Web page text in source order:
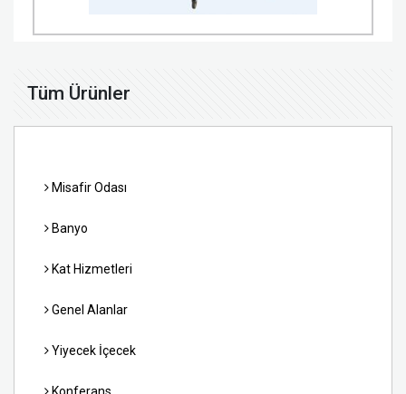
Tüm Ürünler
Misafir Odası
Banyo
Kat Hizmetleri
Genel Alanlar
Yiyecek İçecek
Konferans